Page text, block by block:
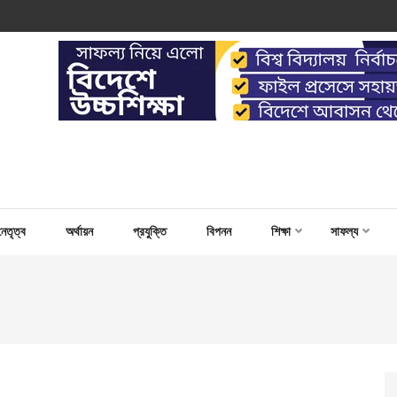
FOR CAPACITY
অর্থায়ন প্রযুক্তি বিপনন শিক্ষা সাফল্য